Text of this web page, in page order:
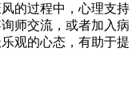
的过程中，心理支持
师交流，或者加入病
观的心态，有助于提